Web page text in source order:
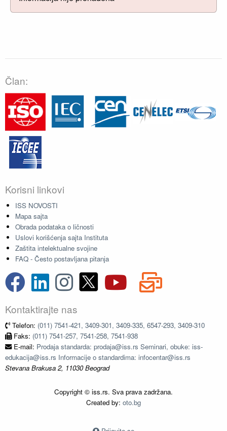
Član:
Korisni linkovi
ISS NOVOSTI
Mapa sajta
Obrada podataka o ličnosti
Uslovi korišćenja sajta Instituta
Zaštita intelektualne svojine
FAQ - Često postavljana pitanja
Kontaktirajte nas
Telefon: (011) 7541-421, 3409-301, 3409-335, 6547-293, 3409-310
Faks: (011) 7541-257, 7541-258, 7541-938
E-mail: Prodaja standarda: prodaja@iss.rs Seminari, obuke: iss-
edukacija@iss.rs Informacije o standardima: infocentar@iss.rs
Stevana Brakusa 2, 11030 Beograd
Copyright © iss.rs. Sva prava zadržana.
Created by: oto.bg